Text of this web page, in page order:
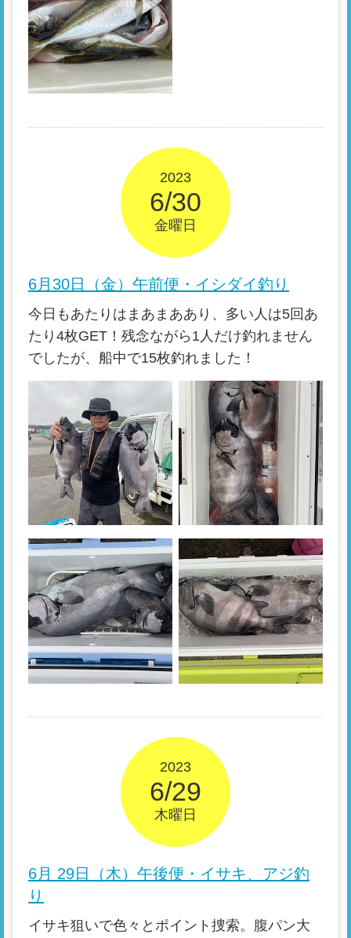
2023
6/30
金曜日
6月30日（金）午前便・イシダイ釣り
今日もあたりはまあまああり、多い人は5回あ
たり4枚GET！残念ながら1人だけ釣れません
でしたが、船中で15枚釣れました！
2023
6/29
木曜日
6月 29日（木）午後便・イサキ、アジ釣
り
イサキ狙いで色々とポイント捜索。腹パン大